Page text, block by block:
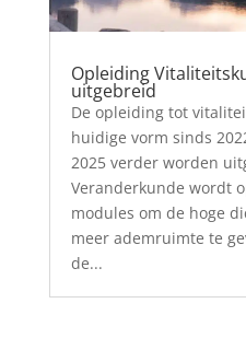
Opleiding
uitgebreid
De opleiding tot
huidige vorm sinds
2025 verder worden
Veranderkunde wordt
modules om de hoge
meer ademruimte te
de...